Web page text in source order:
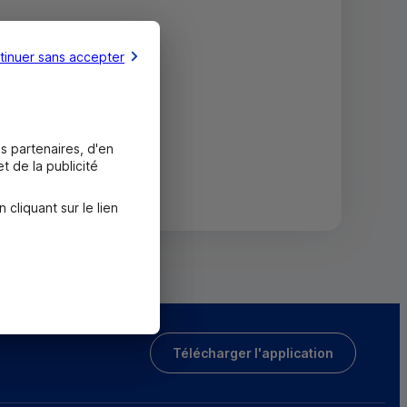
Télécharger l'application
sans accepter
partenaires, d'en
de la publicité
cliquant sur le lien